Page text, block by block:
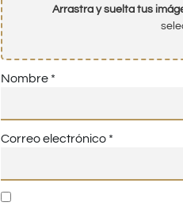
Arrastra y suelta tus
Nombre *
Correo electrónico *